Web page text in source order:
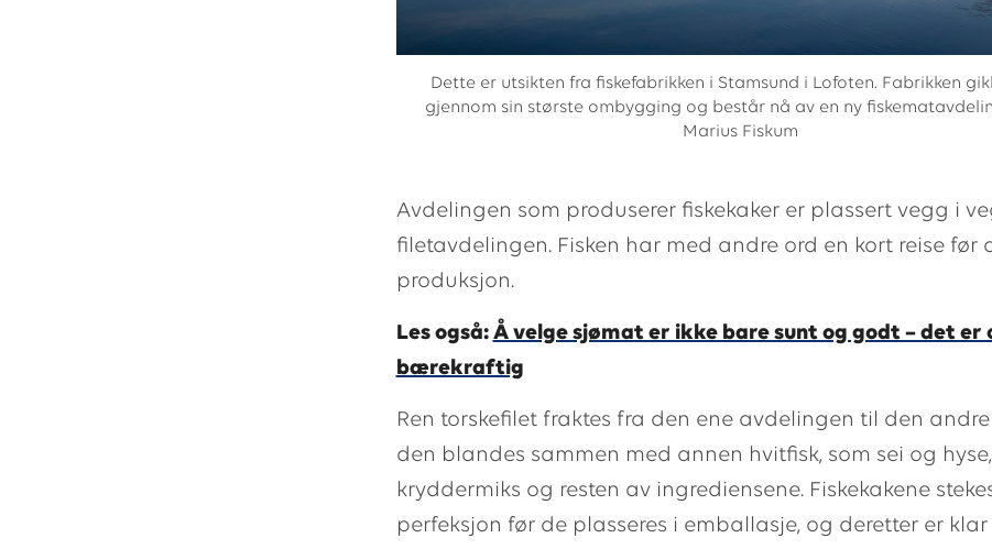
Dette er utsikten fra fiskefabrikken i Stamsund i Lofoten. Fabrikken
gjennom sin største ombygging og består nå av en ny
Marius Fiskum
Avdelingen som produserer fiskekaker er plassert vegg i
filetavdelingen. Fisken har med andre ord en kort reise før
produksjon.
Les også: Å velge sjømat er ikke bare sunt og godt – det er
bærekraftig
Ren torskefilet fraktes fra den ene avdelingen til den
den blandes sammen med annen hvitfisk, som sei og
kryddermiks og resten av ingrediensene. Fiskekakene
perfeksjon før de plasseres i emballasje, og deretter er klar